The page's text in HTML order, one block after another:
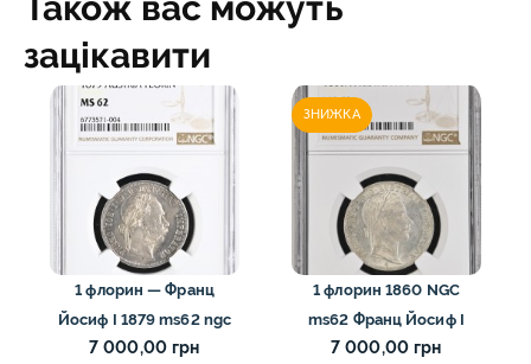
зацікавити
1 флорин — Франц
Йосиф I 1879 ms62 ngc
7 000,00 грн
ЗНИЖКА
1 флорин 1860 NGC
ms62 Франц Йосиф I
7 000,00 грн